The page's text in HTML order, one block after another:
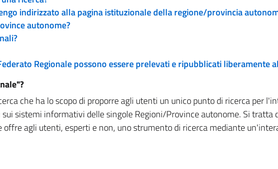
indirizzato alla pagina istituzionale della regione/provincia
autonome?
Regionale possono essere prelevati e ripubblicati liberamente
che ha lo scopo di proporre agli utenti un unico punto di ricerca per
sistemi informativi delle singole Regioni/Province autonome. Si tratta
agli utenti, esperti e non, uno strumento di ricerca mediante